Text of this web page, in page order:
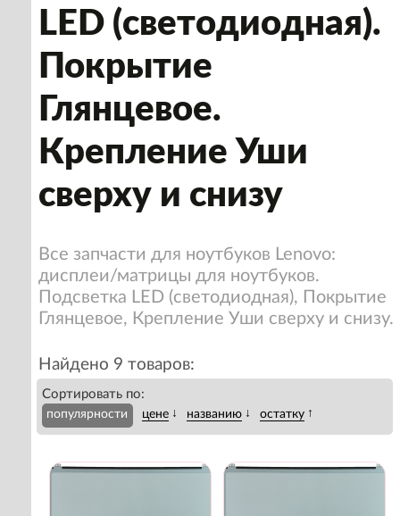
LED (светодиодная).
Покрытие
Глянцевое.
Крепление Уши
сверху и снизу
Все запчасти для ноутбуков Lenovo:
дисплеи/матрицы для ноутбуков.
Подсветка LED (светодиодная), Покрытие
Глянцевое, Крепление Уши сверху и снизу.
Найдено 9 товаров:
Сортировать по:
популярности цене ↓ названию ↓ остатку ↑